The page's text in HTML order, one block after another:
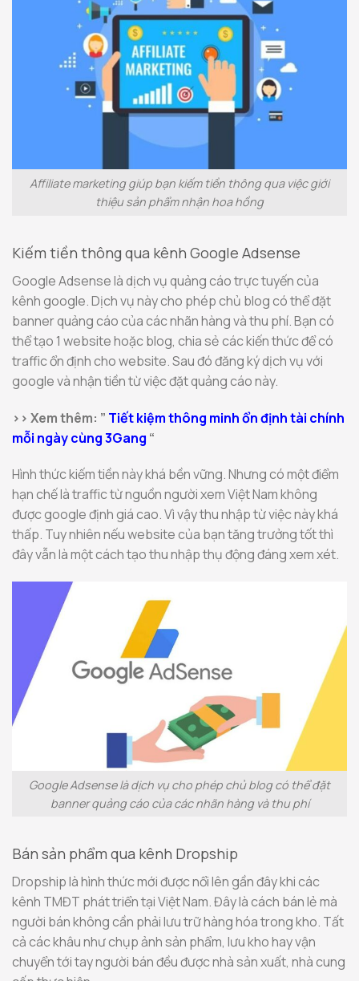
Affiliate marketing giúp bạn kiếm tiền thông qua việc giới
thiệu sản phẩm nhận hoa hồng
Kiếm tiền thông qua kênh Google Adsense
Google Adsense là dịch vụ quảng cáo trực tuyến của
kênh google. Dịch vụ này cho phép chủ blog có thể đặt
banner quảng cáo của các nhãn hàng và thu phí. Bạn có
thể tạo 1 website hoặc blog, chia sẻ các kiến thức để có
traffic ổn định cho website. Sau đó đăng ký dịch vụ với
google và nhận tiền từ việc đặt quảng cáo này.
>> Xem thêm: ” Tiết kiệm thông minh ổn định tài chính
mỗi ngày cùng 3Gang “
Hình thức kiếm tiền này khá bền vững. Nhưng có một điểm
hạn chế là traffic từ nguồn người xem Việt Nam không
được google định giá cao. Vì vậy thu nhập từ việc này khá
thấp. Tuy nhiên nếu website của bạn tăng trưởng tốt thì
đây vẫn là một cách tạo thu nhập thụ động đáng xem xét.
Google Adsense là dịch vụ cho phép chủ blog có thể đặt
banner quảng cáo của các nhãn hàng và thu phí
Bán sản phẩm qua kênh Dropship
Dropship là hình thức mới được nổi lên gần đây khi các
kênh TMĐT phát triển tại Việt Nam. Đây là cách bán lẻ mà
người bán không cần phải lưu trữ hàng hóa trong kho. Tất
cả các khâu như chụp ảnh sản phẩm, lưu kho hay vận
chuyển tới tay người bán đều được nhà sản xuất, nhà cung